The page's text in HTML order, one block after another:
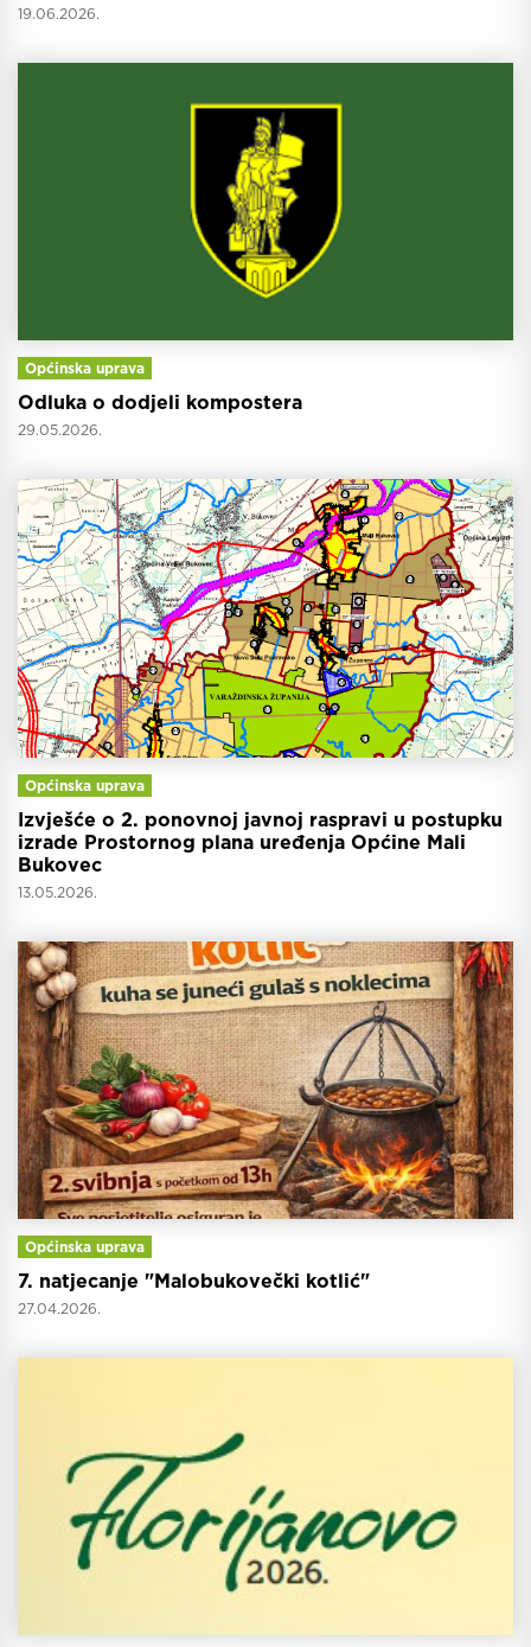
19.06.2026.
Općinska uprava
Odluka o dodjeli kompostera
29.05.2026.
Općinska uprava
Izvješće o 2. ponovnoj javnoj raspravi u postupku
izrade Prostornog plana uređenja Općine Mali
Bukovec
13.05.2026.
Općinska uprava
7. natjecanje "Malobukovečki kotlić"
27.04.2026.